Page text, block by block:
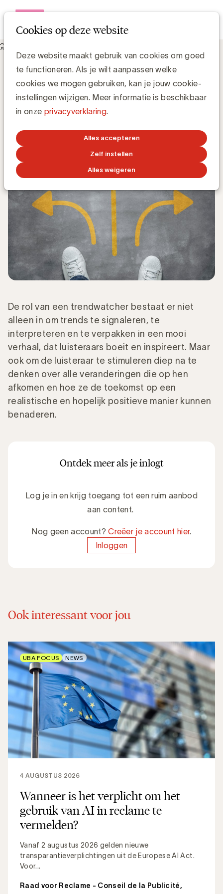
Cookies op deze website
Deze website maakt gebruik van cookies om goed
te functioneren. Als je wilt aanpassen welke
cookies we mogen gebruiken, kan je jouw cookie-
instellingen wijzigen. Meer informatie is beschikbaar
in onze privacyverklaring.
Alles accepteren
Zelf instellen
Alles weigeren
Het stappenplan in trendanalyse voor sterke innovaties
Het stappenplan in trendanalyse voor
sterke innovaties
Bert Van Thilborgh, speaker @ UBA Academy
21 OKTOBER 2019
De rol van een trendwatcher bestaat er niet
alleen in om trends te signaleren, te
interpreteren en te verpakken in een mooi
verhaal, dat luisteraars boeit en inspireert. Maar
ook om de luisteraar te stimuleren diep na te
denken over alle veranderingen die op hen
afkomen en hoe ze de toekomst op een
realistische en hopelijk positieve manier kunnen
benaderen.
Ontdek meer als je inlogt
Log je in en krijg toegang tot een ruim aanbod
aan content.
Nog geen account?Creëer je account hier.
Inloggen
Ook interessant voor jou
Wanneer is het verplicht om het
gebruik van AI in reclame te
vermelden?
Vanaf 2 augustus 2026 gelden nieuwe
transparantieverplichtingen uit de Europese AI Act.
Voor...
4 AUGUSTUS 2026
Raad voor Reclame - Conseil de la Publicité,
UBA FOCUS NEWS